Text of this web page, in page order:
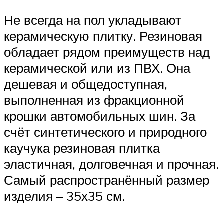
Не всегда на пол укладывают
керамическую плитку. Резиновая
обладает рядом преимуществ над
керамической или из ПВХ. Она
дешевая и общедоступная,
выполненная из фракционной
крошки автомобильных шин. За
счёт синтетического и природного
каучука резиновая плитка
эластичная, долговечная и прочная.
Самый распространённый размер
изделия – 35х35 см.